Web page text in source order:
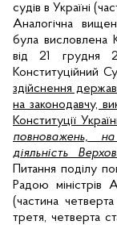
судів в Україні
Аналогічна
була висловлена
від 21
Конституційний
здійснення
на законодавчу,
Конституції
повноважень,
діяльність
Питання поділу
Радою міністрів
(частина
третя, четверта